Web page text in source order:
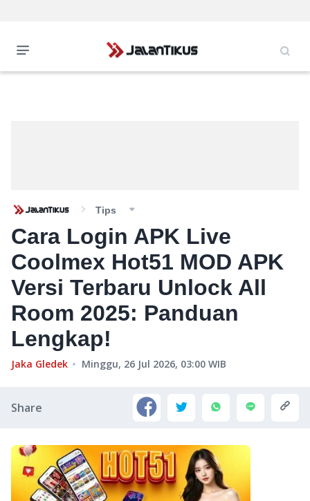
Tips
Cara Login APK Live
Coolmex Hot51 MOD APK
Versi Terbaru Unlock All
Room 2025: Panduan
Lengkap!
Jaka Gledek Minggu, 26 Jul 2026, 03:00 WIB
Share